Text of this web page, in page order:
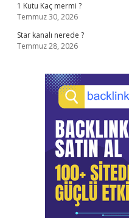
1 Kutu Kaç mermi ?
Temmuz 30, 2026
Star kanalı nerede ?
Temmuz 28, 2026